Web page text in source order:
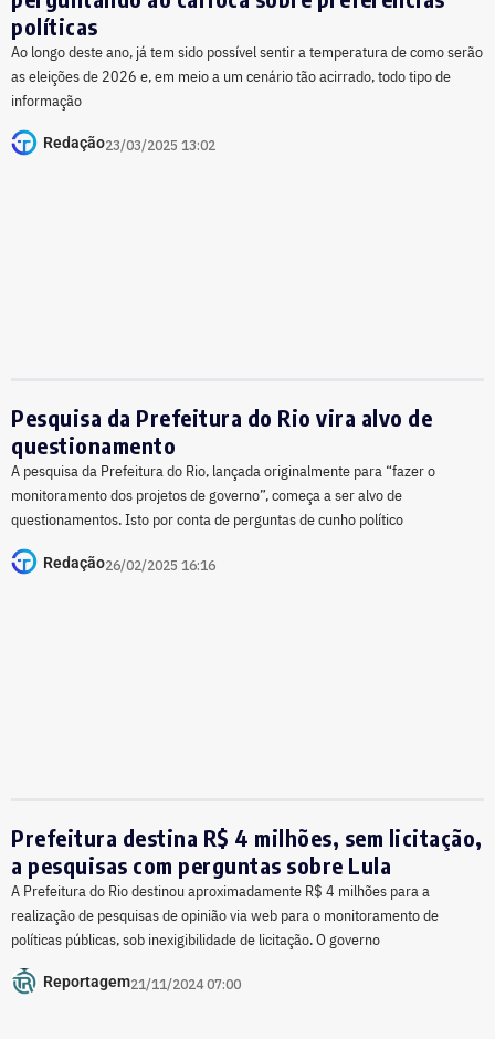
políticas
Ao longo deste ano, já tem sido possível sentir a temperatura de como serão
as eleições de 2026 e, em meio a um cenário tão acirrado, todo tipo de
informação
Redação23/03/2025 13:02
Pesquisa da Prefeitura do Rio vira alvo de
questionamento
A pesquisa da Prefeitura do Rio, lançada originalmente para “fazer o
monitoramento dos projetos de governo”, começa a ser alvo de
questionamentos. Isto por conta de perguntas de cunho político
Redação26/02/2025 16:16
Prefeitura destina R$ 4 milhões, sem licitação,
a pesquisas com perguntas sobre Lula
A Prefeitura do Rio destinou aproximadamente R$ 4 milhões para a
realização de pesquisas de opinião via web para o monitoramento de
políticas públicas, sob inexigibilidade de licitação. O governo
Reportagem21/11/2024 07:00